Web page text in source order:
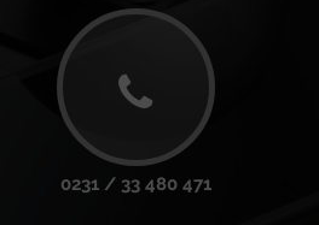
0231 / 33 480 471